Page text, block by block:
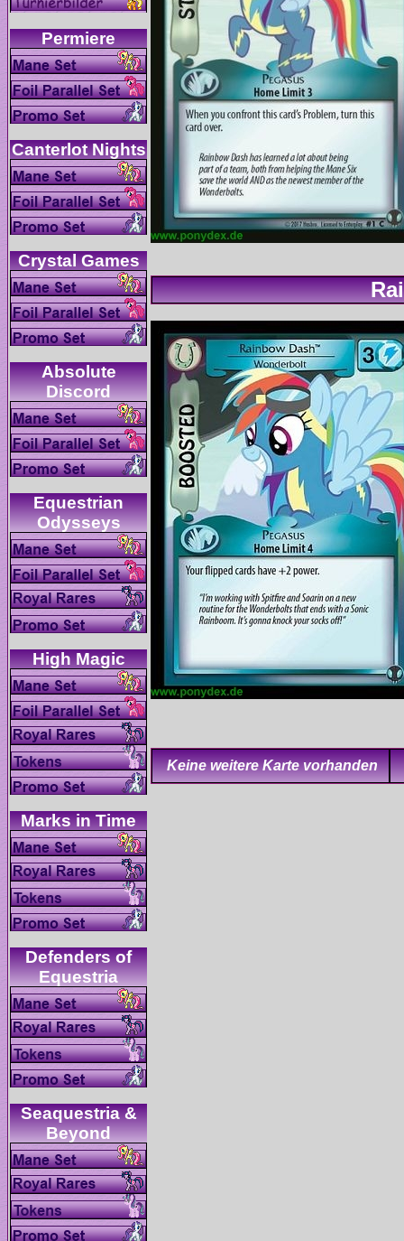
Absolute
Equestrian
Defenders of
Seaquestria &